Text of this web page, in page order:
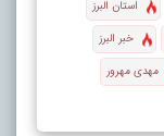
استان البرز
خبر البرز
مهدی مهرور